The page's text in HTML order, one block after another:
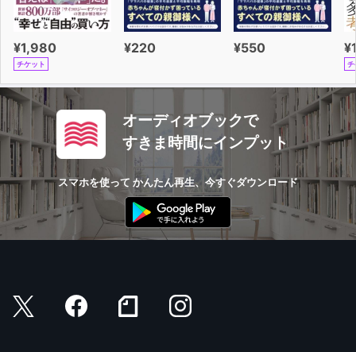
¥1,980
チケット
¥220 ¥550
チ
オーディオブックで
すきま時間にインプット
スマホを使って かんたん再生、今すぐダウンロード